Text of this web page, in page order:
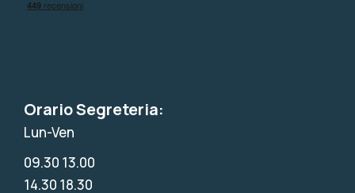
Orario Segreteria:
Lun-Ven
09.30 13.00
14.30 18.30